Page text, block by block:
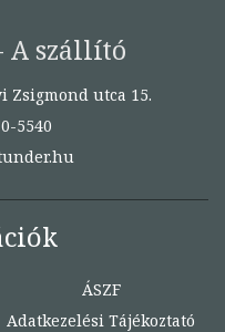
A szállító
Zsigmond utca 15.
5540
ÁSZF
Adatkezelési Tájékoztató